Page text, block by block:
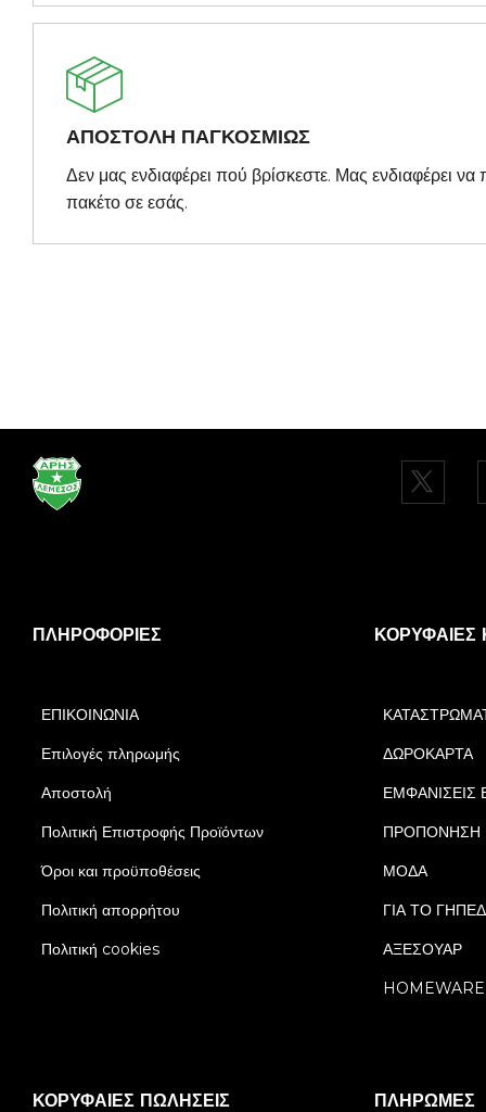
ΑΠΟΣΤΟΛΗ ΠΑΓΚΟΣΜΙΩΣ
Δεν μας ενδιαφέρει πού βρίσκεστε. Μας ενδιαφέρει
πακέτο σε εσάς.
ΠΛΗΡΟΦΟΡΊΕΣ
ΕΠΙΚΟΙΝΩΝΙΑ
Επιλογές πληρωμής
Αποστολή
Πολιτική Επιστροφής Προϊόντων
Όροι και προϋποθέσεις
Πολιτική απορρήτου
Πολιτική cookies
ΚΟΡΥΦΑΊΕΣ
ΔΩΡΟΚΑΡΤΑ
ΕΜΦΑΝΙΣΕΙΣ
ΠΡΟΠΟΝΗΣΗ
ΜΟΔΑ
ΓΙΑ ΤΟ
ΑΞΕΣΟΥΑΡ
HOMEWARE
ΚΟΡΥΦΑΊΕΣ ΠΩΛΉΣΕΙΣ ΠΛΗΡΩΜΈΣ